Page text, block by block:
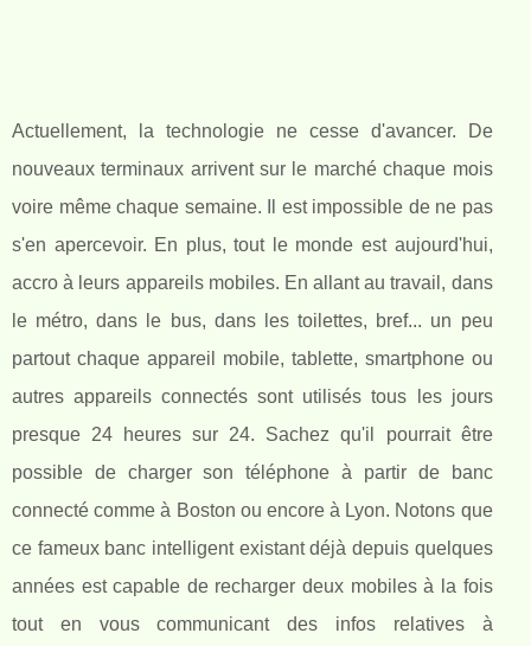
Actuellement, la technologie ne cesse d'avancer. De
nouveaux terminaux arrivent sur le marché chaque mois
voire même chaque semaine. Il est impossible de ne pas
s'en apercevoir. En plus, tout le monde est aujourd'hui,
accro à leurs appareils mobiles. En allant au travail, dans
le métro, dans le bus, dans les toilettes, bref... un peu
partout chaque appareil mobile, tablette, smartphone ou
autres appareils connectés sont utilisés tous les jours
presque 24 heures sur 24. Sachez qu'il pourrait être
possible de charger son téléphone à partir de banc
connecté comme à Boston ou encore à Lyon. Notons que
ce fameux banc intelligent existant déjà depuis quelques
années est capable de recharger deux mobiles à la fois
tout en vous communicant des infos relatives à